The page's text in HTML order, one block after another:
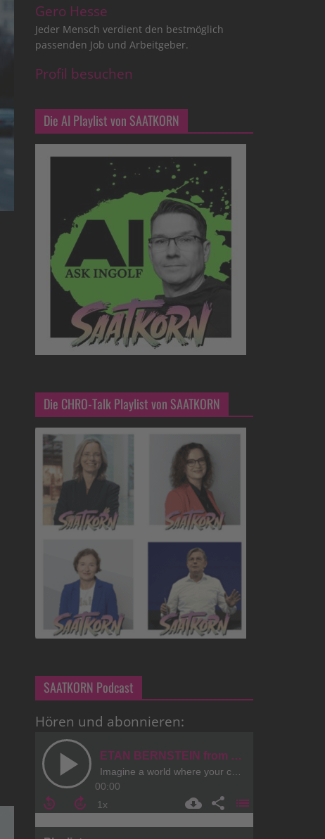
Gero Hesse
Jeder Mensch verdient den bestmöglich
passenden Job und Arbeitgeber.
Profil besuchen
Die AI Playlist von SAATKORN
Die CHRO-Talk Playlist von SAATKORN
SAATKORN Podcast
Hören und abonnieren: